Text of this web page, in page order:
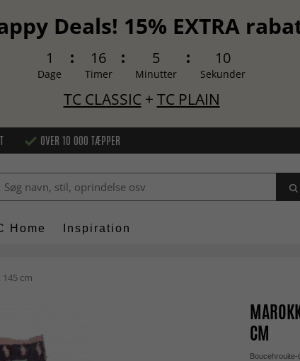
Deals! 15% EXTRA
1
Dage
16
Timer
5
Minutter
9
Sekunder
TC CLASSIC+ TC PLAIN
OVER 10 000 TÆPPER
Home Inspiration
cm
CM